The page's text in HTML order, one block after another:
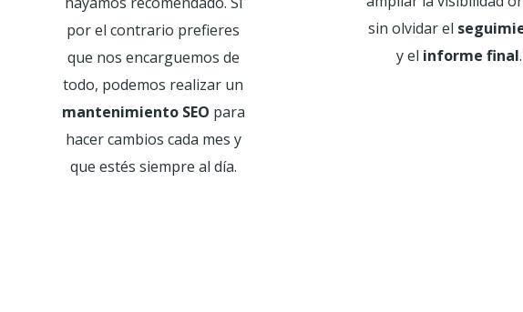
por el contrario prefieres
que nos encarguemos de
todo, podemos realizar un
mantenimiento SEO para
hacer cambios cada mes y
que estés siempre al día.
sin olvidar el
y el informe final.